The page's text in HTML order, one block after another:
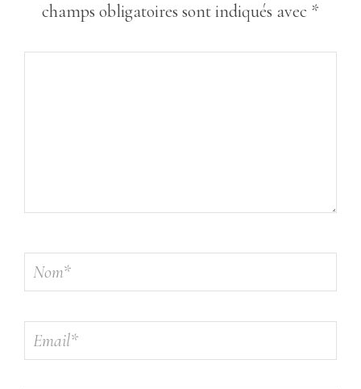
champs obligatoires sont indiqués avec *